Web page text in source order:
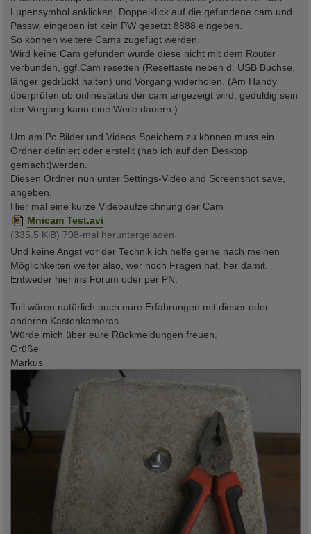
Lupensymbol anklicken, Doppelklick auf die gefundene cam und
Passw. eingeben ist kein PW gesetzt 8888 eingeben.
So können weitere Cams zugefügt werden.
Wird keine Cam gefunden wurde diese nicht mit dem Router
verbunden, ggf.Cam resetten (Resettaste neben d. USB Buchse,
länger gedrückt halten) und Vorgang widerholen. (Am Handy
überprüfen ob onlinestatus der cam angezeigt wird, geduldig sein
der Vorgang kann eine Weile dauern ).
Um am Pc Bilder und Videos Speichern zu können muss ein
Ordner definiert oder erstellt (hab ich auf den Desktop
gemacht)werden.
Diesen Ordner nun unter Settings-Video and Screenshot save,
angeben.
Hier mal eine kurze Videoaufzeichnung der Cam
Mnicam Test.avi
(335.5 KiB) 708-mal heruntergeladen
Und keine Angst vor der Technik ich helfe gerne nach meinen
Möglichkeiten weiter also, wer noch Fragen hat, her damit.
Entweder hier ins Forum oder per PN.
Toll wären natürlich auch eure Erfahrungen mit dieser oder
anderen Kastenkameras.
Würde mich über eure Rückmeldungen freuen.
Grüße
Markus